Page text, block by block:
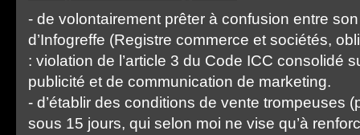
- de volontairement prêter à confusion entre
d’Infogreffe (Registre commerce et sociétés,
: violation de l’article 3 du Code ICC consolidé
publicité et de communication de marketing.
- d’établir des conditions de vente trompeuses
sous 15 jours, qui selon moi ne vise qu’à